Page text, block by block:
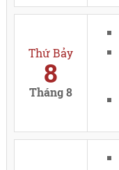
Thứ Bảy
8
Tháng 8